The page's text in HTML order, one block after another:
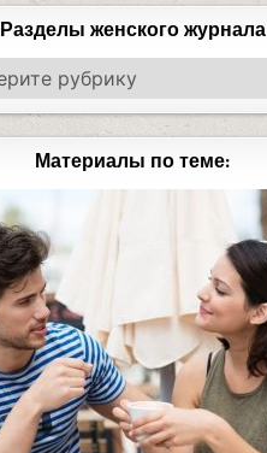
Разделы женского журнала
Материалы по теме: